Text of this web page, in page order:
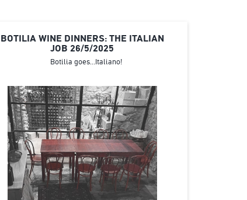
BOTILIA WINE DINNERS: THE ITALIAN
JOB 26/5/2025
Botilia goes...Italiano!